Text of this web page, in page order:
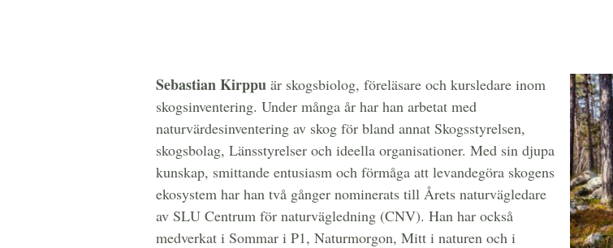
Sebastian Kirppu är skogsbiolog, föreläsare och kursledare inom
skogsinventering. Under många år har han arbetat med
naturvärdesinventering av skog för bland annat Skogsstyrelsen,
skogsbolag, Länsstyrelser och ideella organisationer. Med sin djupa
kunskap, smittande entusiasm och förmåga att levandegöra skogens
ekosystem har han två gånger nominerats till Årets naturvägledare
av SLU Centrum för naturvägledning (CNV). Han har också
medverkat i Sommar i P1, Naturmorgon, Mitt i naturen och i